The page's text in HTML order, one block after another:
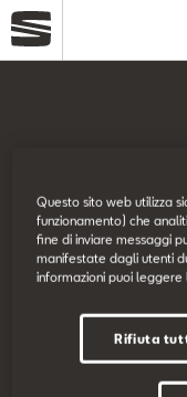
Offerte
Business
Prova su strada
Configuratore
Questo sito web utilizza
funzionamento) che
fine di inviare messaggi
manifestate dagli utenti
informazioni puoi leggere
Rifiuta